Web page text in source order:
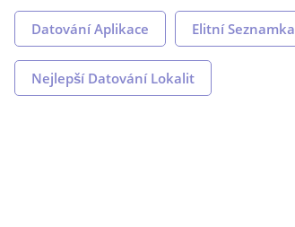
Datování Aplikace Elitní Seznamka
Nejlepší Datování Lokalit